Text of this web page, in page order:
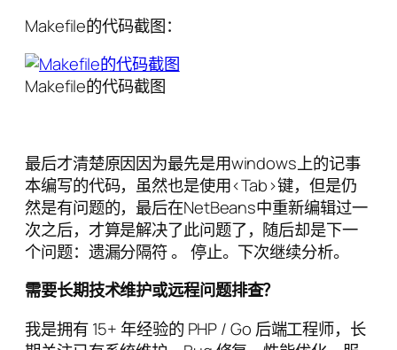
Makefile的代码截图：
Makefile的代码截图
最后才清楚原因因为最先是用windows上的记事
本编写的代码，虽然也是使用<Tab>键，但是仍
然是有问题的，最后在NetBeans中重新编辑过一
次之后，才算是解决了此问题了，随后却是下一
个问题：遗漏分隔符 。 停止。下次继续分析。
需要长期技术维护或远程问题排查？
我是拥有 15+ 年经验的 PHP / Go 后端工程师，长